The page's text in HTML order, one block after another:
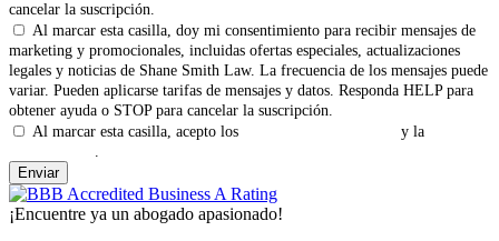
cancelar la suscripción.
Al marcar esta casilla, doy mi consentimiento para recibir mensajes de
marketing y promocionales, incluidas ofertas especiales, actualizaciones
legales y noticias de Shane Smith Law. La frecuencia de los mensajes puede
variar. Pueden aplicarse tarifas de mensajes y datos. Responda HELP para
obtener ayuda o STOP para cancelar la suscripción.
Al marcar esta casilla, acepto los
y la
.
¡Encuentre ya un abogado apasionado!